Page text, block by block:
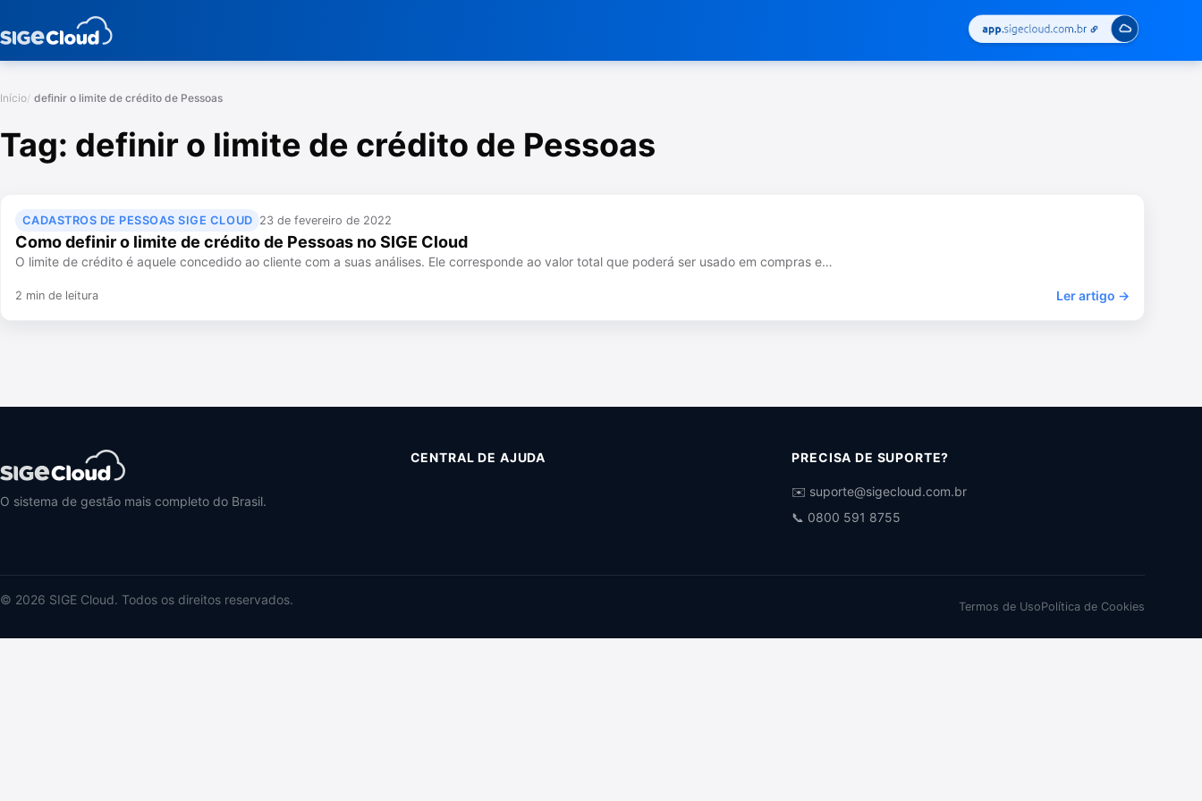
Início definir o limite de crédito de Pessoas
Tag: definir o limite de crédito de Pessoas
CADASTROS DE PESSOAS SIGE CLOUD 23 de fevereiro de 2022
Como definir o limite de crédito de Pessoas no SIGE Cloud
O limite de crédito é aquele concedido ao cliente com a suas análises. Ele corresponde ao valor total que poderá ser usado em compras e…
2 min de leitura Ler artigo →
O sistema de gestão mais completo do Brasil.
CENTRAL DE AJUDA PRECISA DE SUPORTE?
✉️ suporte@sigecloud.com.br
📞 0800 591 8755
© 2026 SIGE Cloud. Todos os direitos reservados. Termos de UsoPolítica de Cookies